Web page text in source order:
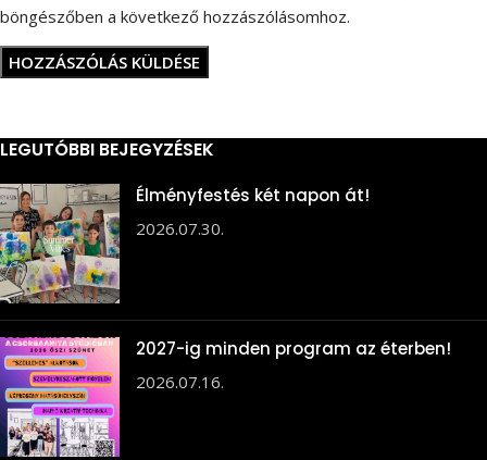
böngészőben a következő hozzászólásomhoz.
LEGUTÓBBI BEJEGYZÉSEK
Élményfestés két napon át!
2026.07.30.
2027-ig minden program az éterben!
2026.07.16.